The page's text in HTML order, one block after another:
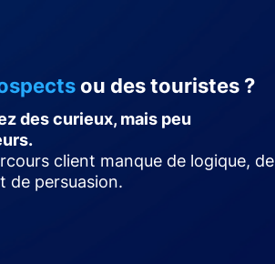
ou des touristes ?
des curieux, mais peu
client manque de logique, de
de persuasion.